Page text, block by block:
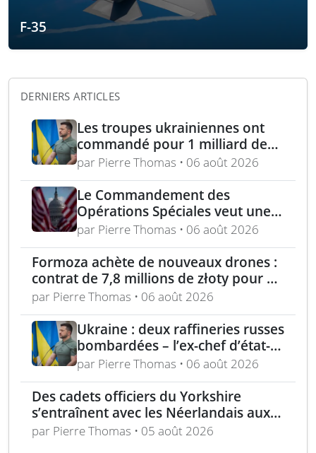
F-35
DERNIERS ARTICLES
Les troupes ukrainiennes ont
commandé pour 1 milliard de
dollars lors de la première
année du marché Brave1
par Pierre Thomas • 06 août 2026
Le Commandement des
Opérations Spéciales veut une
mitrailleuse 5,56 mm de 4,5 kg
par Pierre Thomas • 06 août 2026
Formoza achète de nouveaux drones :
contrat de 7,8 millions de złoty pour un
consortium polonais
par Pierre Thomas • 06 août 2026
Ukraine : deux raffineries russes
bombardées – l’ex-chef d’état-
major ukrainien juge l’OTAN
dépassée
par Pierre Thomas • 06 août 2026
Des cadets officiers du Yorkshire
s’entraînent avec les Néerlandais aux
Pays-Bas
par Pierre Thomas • 05 août 2026